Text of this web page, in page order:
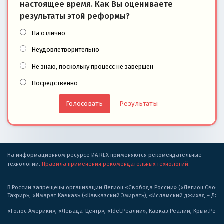
настоящее время. Как Вы оцениваете
результаты этой реформы?
На отлично
Неудовлетворительно
Не знаю, поскольку процесс не завершён
Посредственно
Результаты
На информационном ресурсе ИА REX применяются рекомендательные
технологии. Правила применения рекомендательных технологий.
В России запрещены организации Легион «Свобода России» («Легион
Тахрир», «Имарат Кавказ» («Кавказский Эмират»), «Исламский джихад –
«Голос Америки», «Левада-Центр», «Idel.Реалии», Кавказ.Реалии,